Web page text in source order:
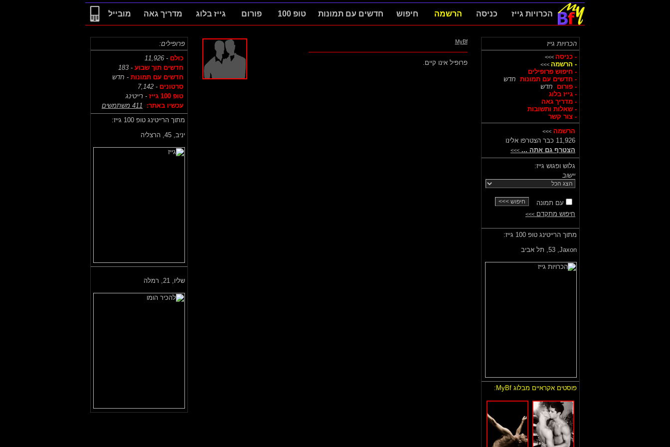
הכרויות גייז כניסה הרשמה חיפוש חדשים עם תמונות טופ 100 פורום גייז בלוג מדריך גאה מובייל
הכרויות גייז
- כניסה >>>
- הרשמה >>>
- חיפוש פרופילים
- חדשים עם תמונות חדש
- פורום
חדש
- גייז בלוג
- מדריך גאה
- שאלות ותשובות
- צור קשר
הרשמה >>>
11,926 כבר הצטרפו אלינו
הצטרף גם אתה ... >>>
גלוש ופגוש גייז:
יישוב
עם תמונה
חיפוש מתקדם >>>
מתוך הרייטינג טופ 100 גייז:
Jaxon, 53, תל אביב
פוסטים אקראיים מבלוג MyBf:
MyBf
פרופיל אינו קיים.
פרופילים:
כולם - 11,926
חדשים תוך שבוע - 183
חדשים עם תמונות - חדש
סרטונים - 7,142
טופ 100 גייז
- רייטינג
עכשיו באתר:
411 משתמשים
מתוך הרייטינג טופ 100 גייז:
יניב, 45, הרצליה
שליו, 21, רמלה